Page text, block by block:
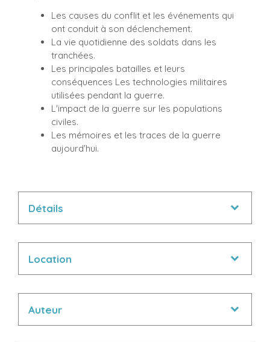
Les causes du conflit et les événements qui
ont conduit à son déclenchement.
La vie quotidienne des soldats dans les
tranchées.
Les principales batailles et leurs
conséquences Les technologies militaires
utilisées pendant la guerre.
L'impact de la guerre sur les populations
civiles.
Les mémoires et les traces de la guerre
aujourd'hui.
Détails
Location
Auteur